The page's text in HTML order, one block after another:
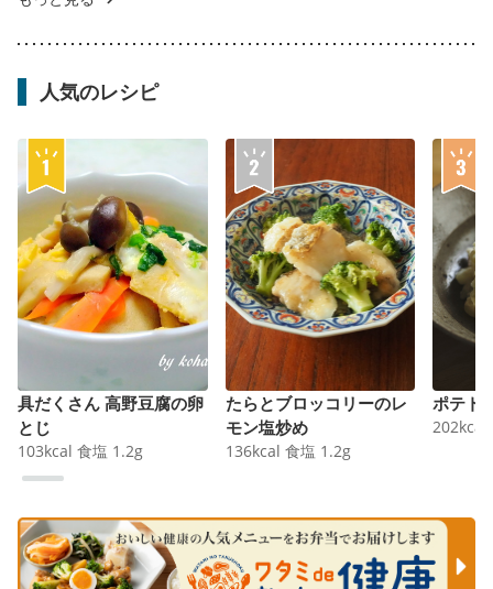
人気のレシピ
具だくさん 高野豆腐の卵
とじ
103kcal 食塩 1.2g
たらとブロッコリーのレ
モン塩炒め
136kcal 食塩 1.2g
ポテト
202kcal